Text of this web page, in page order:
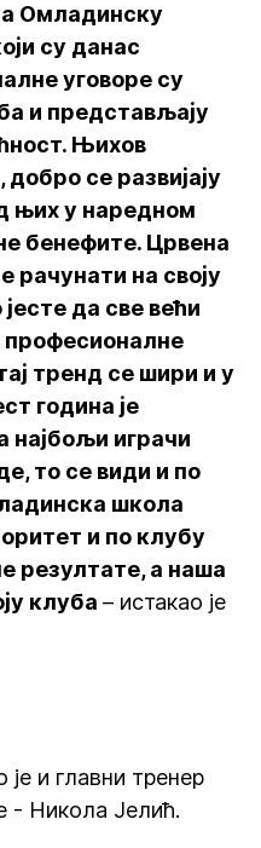
Омладинску
су данас
уговоре су
и представљају
Њихов
се развијају
њих у наредном
бенефите. Црвена
рачунати на своју
да све већи
професионалне
тренд се шири и у
година је
најбољи играчи
то се види и по
школа
и по клубу
резултате, а наша
клуба – истакао је
и главни тренер
- Никола Јелић.